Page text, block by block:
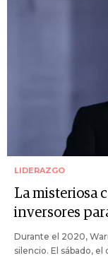
LIDERAZGO
La misteriosa
inversores
Durante el 2020,
silencio. El sábado,